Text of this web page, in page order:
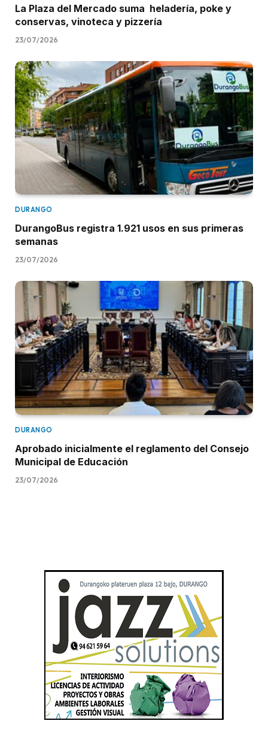
La Plaza del Mercado suma heladería, poke y
conservas, vinoteca y pizzería
23/07/2026
DURANGO
DurangoBus registra 1.921 usos en sus primeras
semanas
23/07/2026
DURANGO
Aprobado inicialmente el reglamento del Consejo
Municipal de Educación
23/07/2026